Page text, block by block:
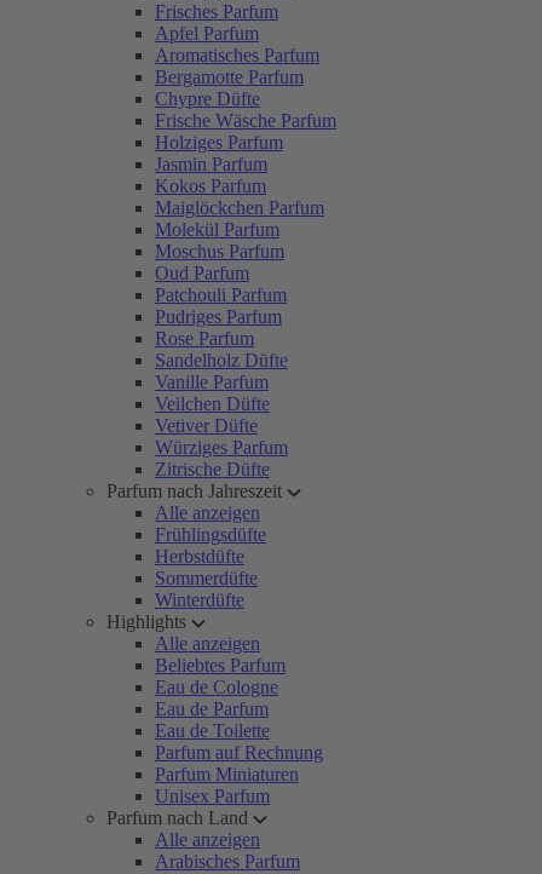
Frisches Parfum
Apfel Parfum
Aromatisches Parfum
Bergamotte Parfum
Chypre Düfte
Frische Wäsche Parfum
Holziges Parfum
Jasmin Parfum
Kokos Parfum
Maiglöckchen Parfum
Molekül Parfum
Moschus Parfum
Oud Parfum
Patchouli Parfum
Pudriges Parfum
Rose Parfum
Sandelholz Düfte
Vanille Parfum
Veilchen Düfte
Vetiver Düfte
Würziges Parfum
Zitrische Düfte
Parfum nach Jahreszeit
Alle anzeigen
Frühlingsdüfte
Herbstdüfte
Sommerdüfte
Winterdüfte
Highlights
Alle anzeigen
Beliebtes Parfum
Eau de Cologne
Eau de Parfum
Eau de Toilette
Parfum auf Rechnung
Parfum Miniaturen
Unisex Parfum
Parfum nach Land
Alle anzeigen
Arabisches Parfum